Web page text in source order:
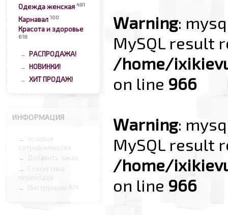
Одежда женская 491
Карнавал 100
Красота и здоровье
618
→ РАСПРОДАЖА!
→ НОВИНКИ!
→ ХИТ ПРОДАЖ!
ИНФОРМАЦИЯ
→
Условия
сотрудничества
→ Добавить заказ
→
Статистика
переходов
→ Инструкции API
Warning:
MySQL result
/home/
on line 966
Warning:
MySQL result
/home/
on line 966